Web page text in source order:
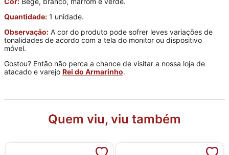
Quantidade: 1 unidade.
Observação: A cor do produto pode sofrer leves variações de
tonalidades de acordo com a tela do monitor ou dispositivo
móvel.
Gostou? Então não perca a chance de visitar a nossa loja de
atacado e varejo Rei do Armarinho.
Quem viu, viu também